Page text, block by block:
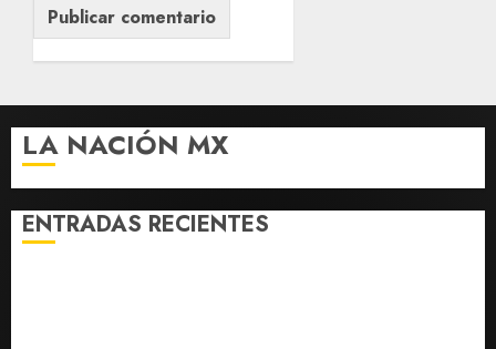
LA NACIÓN MX
ENTRADAS RECIENTES